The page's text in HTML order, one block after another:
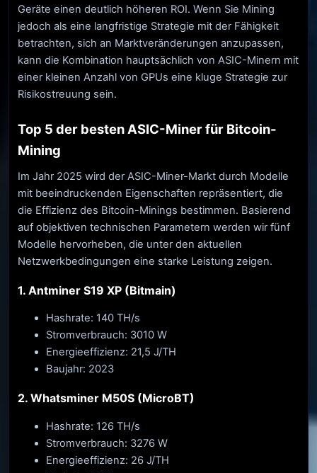
Geräte einen deutlich höheren ROI. Wenn Sie Mining
jedoch als eine langfristige Strategie mit der Fähigkeit
betrachten, sich an Marktveränderungen anzupassen,
kann die Kombination hauptsächlich von ASIC-Minern mit
einer kleinen Anzahl von GPUs eine kluge Strategie zur
Risikostreuung sein.
Top 5 der besten ASIC-Miner für Bitcoin-
Mining
Im Jahr 2025 wird der ASIC-Miner-Markt durch Modelle
mit beeindruckenden Eigenschaften repräsentiert, die
die Effizienz des Bitcoin-Minings bestimmen. Basierend
auf objektiven technischen Parametern werden wir fünf
Modelle hervorheben, die unter den aktuellen
Netzwerkbedingungen eine starke Leistung zeigen.
1. Antminer S19 XP (Bitmain)
Hashrate: 140 TH/s
Stromverbrauch: 3010 W
Energieeffizienz: 21,5 J/TH
Baujahr: 2023
2. Whatsminer M50S (MicroBT)
Hashrate: 126 TH/s
Stromverbrauch: 3276 W
Energieeffizienz: 26 J/TH